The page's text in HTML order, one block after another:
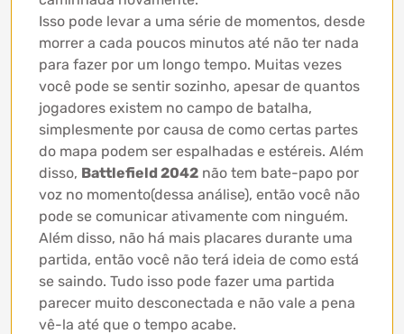
Isso pode levar a uma série de momentos, desde
morrer a cada poucos minutos até não ter nada
para fazer por um longo tempo. Muitas vezes
você pode se sentir sozinho, apesar de quantos
jogadores existem no campo de batalha,
simplesmente por causa de como certas partes
do mapa podem ser espalhadas e estéreis. Além
disso, Battlefield 2042 não tem bate-papo por
voz no momento(dessa análise), então você não
pode se comunicar ativamente com ninguém.
Além disso, não há mais placares durante uma
partida, então você não terá ideia de como está
se saindo. Tudo isso pode fazer uma partida
parecer muito desconectada e não vale a pena
vê-la até que o tempo acabe.